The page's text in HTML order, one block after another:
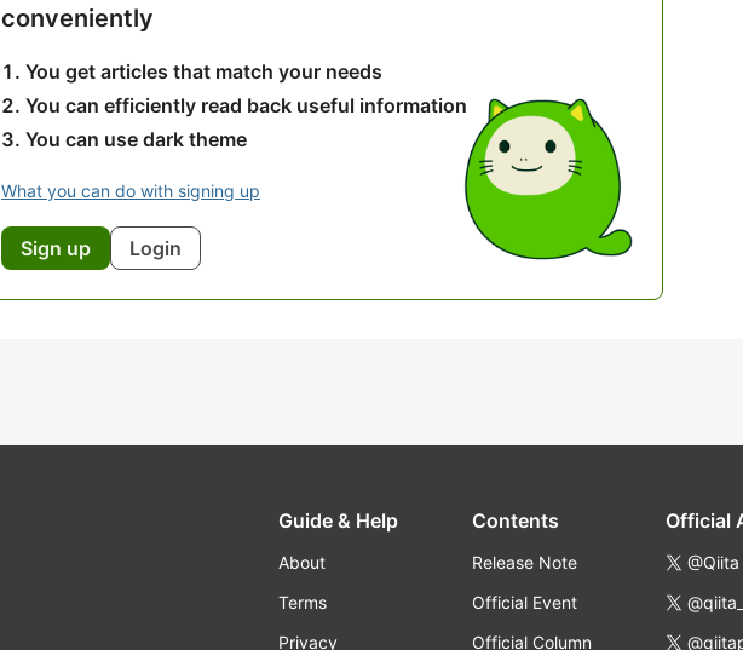
conveniently
You get articles that match your needs
You can efficiently read back useful information
You can use dark theme
What you can do with signing up
Sign up Login
Guide & Help
About
Terms
Privacy
Contents
Release Note
Official Event
Official Column
Official
@Qiita